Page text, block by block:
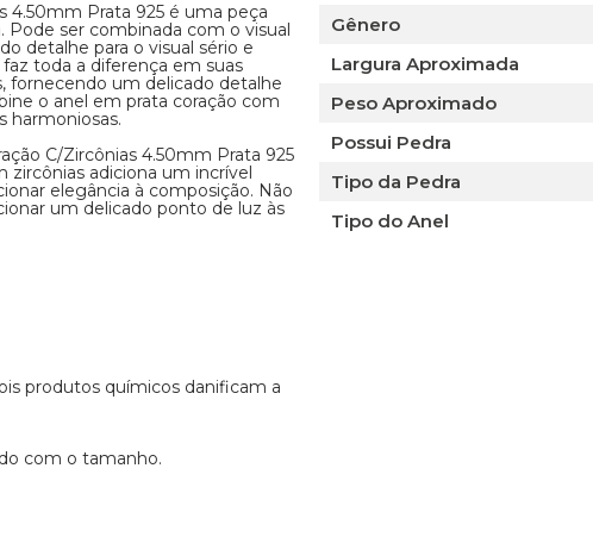
4.50mm Prata 925 é uma peça
ser combinada com o visual
detalhe para o visual sério e
toda a diferença em suas
fornecendo um delicado detalhe
o anel em prata coração com
harmoniosas.
C/Zircônias 4.50mm Prata 925
zircônias adiciona um incrível
elegância à composição. Não
um delicado ponto de luz às
produtos químicos danificam a
com o tamanho.
Gênero
Largura Aproximada
Peso Aproximado
Possui Pedra
Tipo da Pedra
Tipo do Anel